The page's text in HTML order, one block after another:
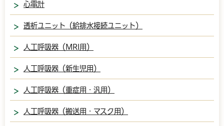
心電計
透析ユニット（給排水接続ユニット）
人工呼吸器（MRI用）
人工呼吸器（新生児用）
人工呼吸器（重症用・汎用）
人工呼吸器（搬送用・マスク用）